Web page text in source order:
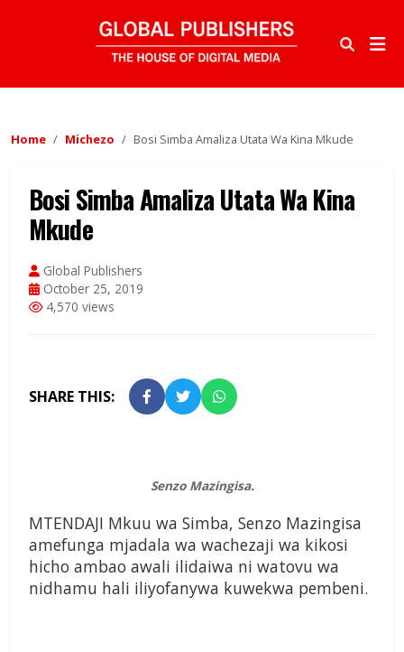
Home Michezo Bosi Simba Amaliza Utata Wa Kina Mkude
Bosi Simba Amaliza Utata Wa Kina
Mkude
Global Publishers
October 25, 2019
4,570 views
SHARE THIS:
Senzo Mazingisa.
MTENDAJI Mkuu wa Simba, Senzo Mazingisa
amefunga mjadala wa wachezaji wa kikosi
hicho ambao awali ilidaiwa ni watovu wa
nidhamu hali iliyofanywa kuwekwa pembeni.